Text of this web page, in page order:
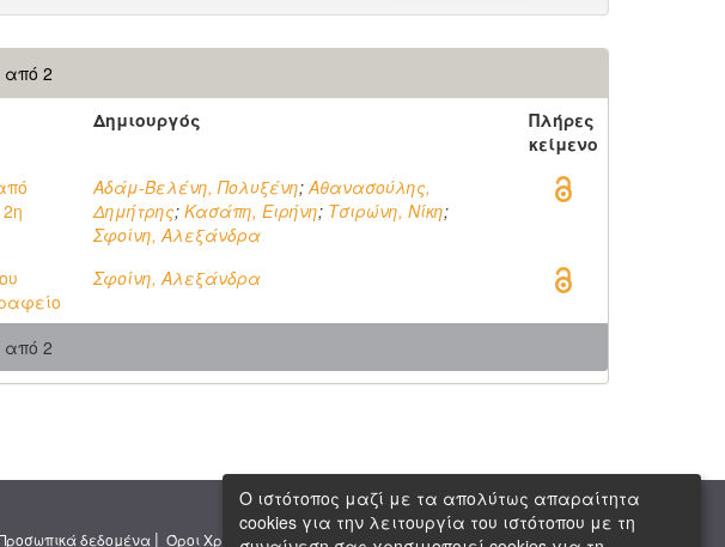
2
Δημιουργός
Πλήρες
κείμενο
Αδάμ-Βελένη, Πολυξένη;Αθανασούλης,
Δημήτρης; Κασάπη, Ειρήνη; Τσιρώνη, Νίκη;
Σφοίνη, Αλεξάνδρα
Σφοίνη, Αλεξάνδρα
2
δεδομένα | Όροι Χρήσης| Πνευματική Ιδιοκτησία | Copyright © 2026 ΕΙΕ
Ο ιστότοπος μαζί με τα απολύτως απαραίτητα
cookies για την λειτουργία του ιστότοπου με τη